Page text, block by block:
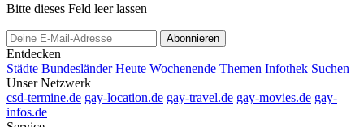
Bitte dieses Feld leer lassen
Abonnieren
Entdecken
Städte Bundesländer Heute Wochenende Themen Infothek Suchen
Unser Netzwerk
csd-termine.de gay-location.de gay-travel.de gay-movies.de gay-
infos.de